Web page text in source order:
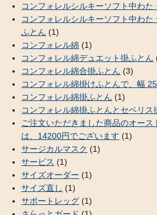
コンフォレルシルキーソフト中わた
コンフォレルシルキーソフト中わ
ふとん (1)
コンフォレル綿 (1)
コンフォレル綿デュエット掛ふとん
コンフォレル綿合掛ふとん (3)
コンフォレル綿掛けふとんで、幅
コンフォレル綿掛ふとん (1)
コンフォレル綿掛ふとんとセベリス
ご注文いただきました商品のオー
は、14200円でございます (1)
サージカルマスク (1)
サービス (1)
サイズオーダー (1)
サイズ直し (1)
サポートレッグ (1)